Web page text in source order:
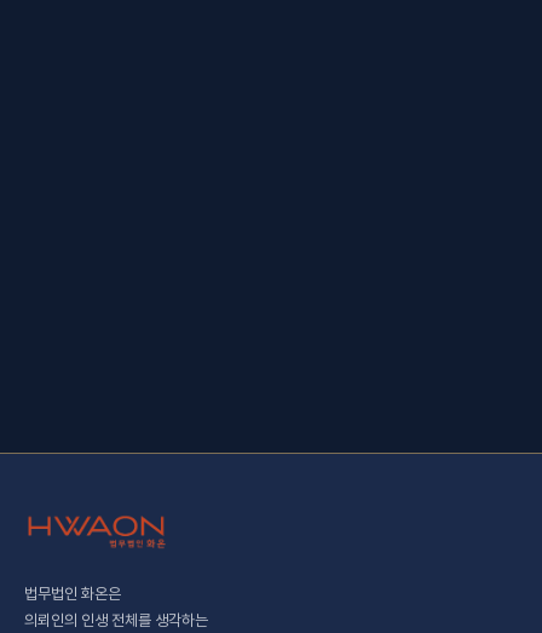
법무법인 화온은
의뢰인의 인생 전체를 생각하는